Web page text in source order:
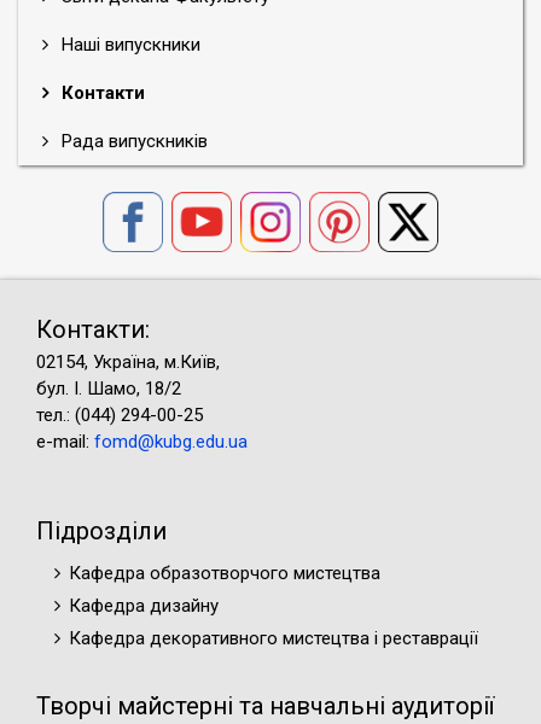
Наші випускники
Контакти
Рада випускників
Контакти:
02154, Україна, м.Київ,
бул. І. Шамо, 18/2
тел.: (044) 294-00-25
e-mail: fomd@kubg.edu.ua
Підрозділи
Кафедра образотворчого мистецтва
Кафедра дизайну
Кафедра декоративного мистецтва і реставрації
Творчі майстерні та навчальні аудиторії